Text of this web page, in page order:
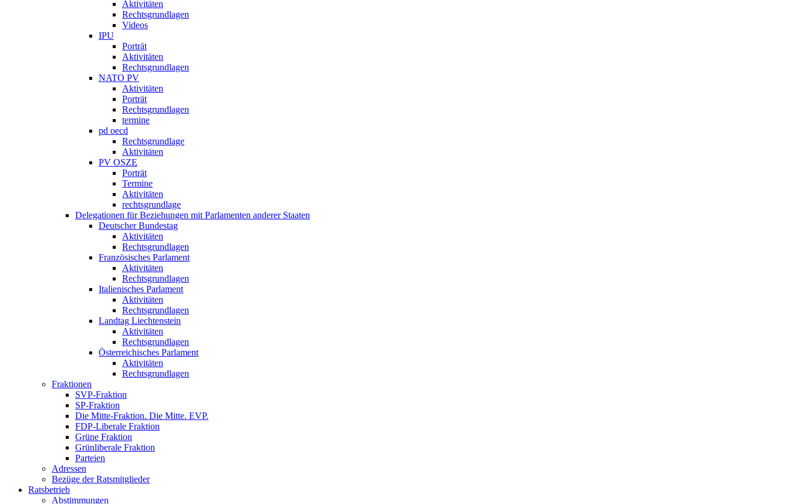
Aktivitäten
Rechtsgrundlagen
Videos
IPU
Porträt
Aktivitäten
Rechtsgrundlagen
NATO PV
Aktivitäten
Porträt
Rechtsgrundlagen
termine
pd oecd
Rechtsgrundlage
Aktivitäten
PV OSZE
Porträt
Termine
Aktivitäten
rechtsgrundlage
Delegationen für Beziehungen mit Parlamenten anderer Staaten
Deutscher Bundestag
Aktivitäten
Rechtsgrundlagen
Französisches Parlament
Aktivitäten
Rechtsgrundlagen
Italienisches Parlament
Aktivitäten
Rechtsgrundlagen
Landtag Liechtenstein
Aktivitäten
Rechtsgrundlagen
Österreichisches Parlament
Aktivitäten
Rechtsgrundlagen
Fraktionen
SVP-Fraktion
SP-Fraktion
Die Mitte-Fraktion. Die Mitte. EVP.
FDP-Liberale Fraktion
Grüne Fraktion
Grünliberale Fraktion
Parteien
Adressen
Bezüge der Ratsmitglieder
Ratsbetrieb
Abstimmungen